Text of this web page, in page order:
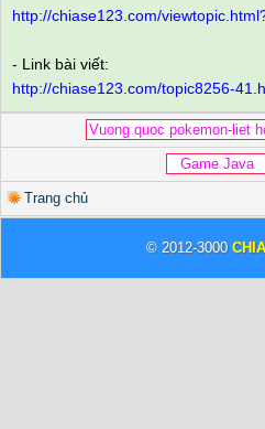
http://chiase123.com/
- Link bài viết:
http://chiase123.com/topic8256-
Trang chủ
© 2012-3000